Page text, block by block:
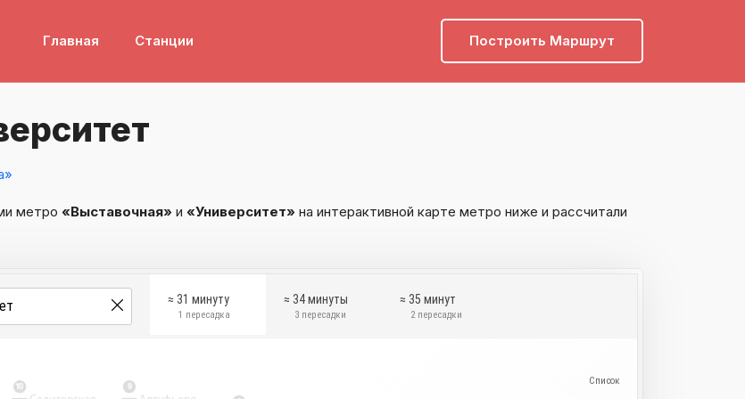
Главная Станции Построить Маршрут
метро «Выставочная» и «Университет» на интерактивной карте метро ниже и рассчитали
≈ 31 минуту
1 пересадка
≈ 34 минуты
3 пересадки
≈ 35 минут
2 пересадки
9
10